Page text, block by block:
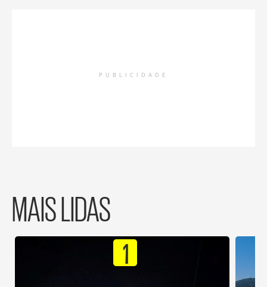
PUBLICIDADE
MAIS LIDAS
1